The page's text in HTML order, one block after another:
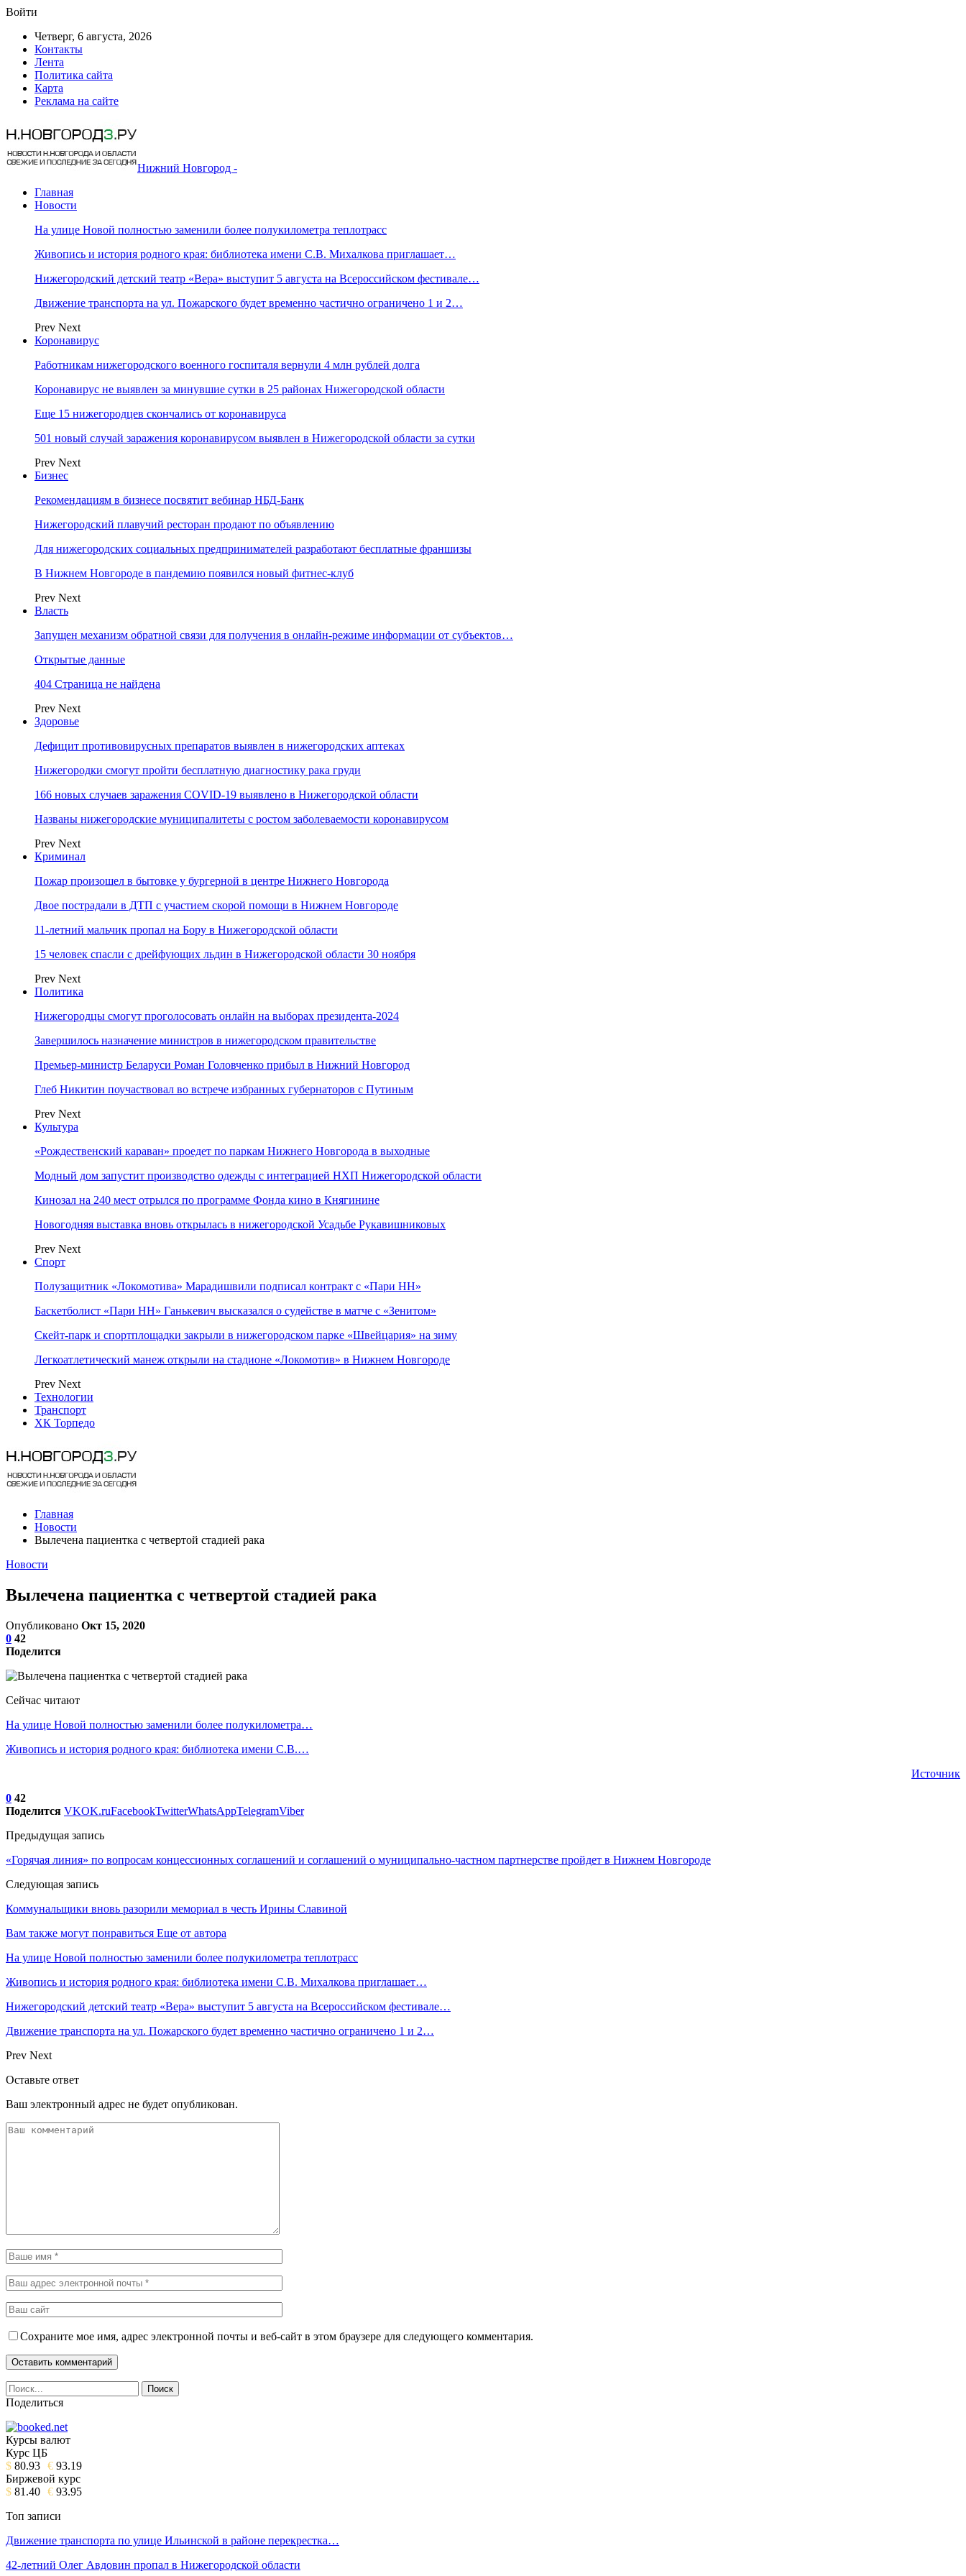
Войти
Четверг, 6 августа, 2026
Контакты
Лента
Политика сайта
Карта
Реклама на сайте
Нижний Новгород -
Главная
Новости
На улице Новой полностью заменили более полукилометра теплотрасс
Живопись и история родного края: библиотека имени С.В. Михалкова приглашает…
Нижегородский детский театр «Вера» выступит 5 августа на Всероссийском фестивале…
Движение транспорта на ул. Пожарского будет временно частично ограничено 1 и 2…
Prev Next
Коронавирус
Работникам нижегородского военного госпиталя вернули 4 млн рублей долга
Коронавирус не выявлен за минувшие сутки в 25 районах Нижегородской области
Еще 15 нижегородцев скончались от коронавируса
501 новый случай заражения коронавирусом выявлен в Нижегородской области за сутки
Prev Next
Бизнес
Рекомендациям в бизнесе посвятит вебинар НБД-Банк
Нижегородский плавучий ресторан продают по объявлению
Для нижегородских социальных предпринимателей разработают бесплатные франшизы
В Нижнем Новгороде в пандемию появился новый фитнес-клуб
Prev Next
Власть
Запущен механизм обратной связи для получения в онлайн-режиме информации от субъектов…
Открытые данные
404 Страница не найдена
Prev Next
Здоровье
Дефицит противовирусных препаратов выявлен в нижегородских аптеках
Нижегородки смогут пройти бесплатную диагностику рака груди
166 новых случаев заражения COVID-19 выявлено в Нижегородской области
Названы нижегородские муниципалитеты с ростом заболеваемости коронавирусом
Prev Next
Криминал
Пожар произошел в бытовке у бургерной в центре Нижнего Новгорода
Двое пострадали в ДТП с участием скорой помощи в Нижнем Новгороде
11-летний мальчик пропал на Бору в Нижегородской области
15 человек спасли с дрейфующих льдин в Нижегородской области 30 ноября
Prev Next
Политика
Нижегородцы смогут проголосовать онлайн на выборах президента-2024
Завершилось назначение министров в нижегородском правительстве
Премьер-министр Беларуси Роман Головченко прибыл в Нижний Новгород
Глеб Никитин поучаствовал во встрече избранных губернаторов с Путиным
Prev Next
Культура
«Рождественский караван» проедет по паркам Нижнего Новгорода в выходные
Модный дом запустит производство одежды с интеграцией НХП Нижегородской области
Кинозал на 240 мест отрылся по программе Фонда кино в Княгинине
Новогодняя выставка вновь открылась в нижегородской Усадьбе Рукавишниковых
Prev Next
Спорт
Полузащитник «Локомотива» Марадишвили подписал контракт с «Пари НН»
Баскетболист «Пари НН» Ганькевич высказался о судействе в матче с «Зенитом»
Скейт-парк и спортплощадки закрыли в нижегородском парке «Швейцария» на зиму
Легкоатлетический манеж открыли на стадионе «Локомотив» в Нижнем Новгороде
Prev Next
Технологии
Транспорт
ХК Торпедо
Главная
Новости
Вылечена пациентка с четвертой стадией рака
Новости
Вылечена пациентка с четвертой стадией рака
Опубликовано Окт 15, 2020
0 42
Поделится
Сейчас читают
На улице Новой полностью заменили более полукилометра…
Живопись и история родного края: библиотека имени С.В.…
Источник
0 42
Поделится VKOK.ruFacebookTwitterWhatsAppTelegramViber
Предыдущая запись
«Горячая линия» по вопросам концессионных соглашений и соглашений о муниципально-частном партнерстве пройдет в Нижнем Новгороде
Следующая запись
Коммунальщики вновь разорили мемориал в честь Ирины Славиной
Вам также могут понравиться Еще от автора
На улице Новой полностью заменили более полукилометра теплотрасс
Живопись и история родного края: библиотека имени С.В. Михалкова приглашает…
Нижегородский детский театр «Вера» выступит 5 августа на Всероссийском фестивале…
Движение транспорта на ул. Пожарского будет временно частично ограничено 1 и 2…
Prev Next
Оставьте ответ
Ваш электронный адрес не будет опубликован.
Сохраните мое имя, адрес электронной почты и веб-сайт в этом браузере для следующего комментария.
Поделиться
Курсы валют
Курс ЦБ
$ 80.93 € 93.19
Биржевой курс
$ 81.40 € 93.95
Топ записи
Движение транспорта по улице Ильинской в районе перекрестка…
42-летний Олег Авдовин пропал в Нижегородской области